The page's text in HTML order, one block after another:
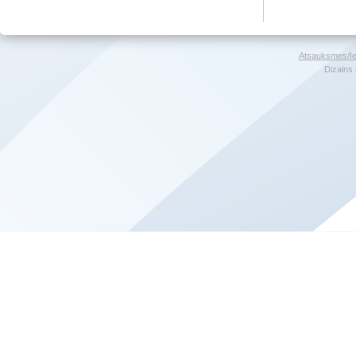
Atsauksmes/
Dizains